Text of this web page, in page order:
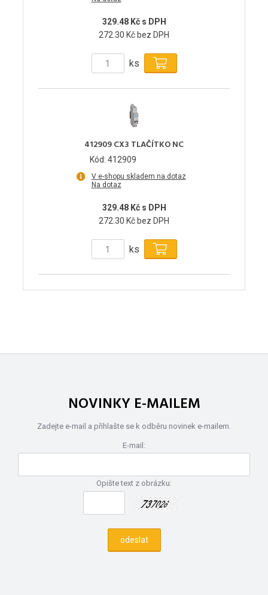
329.48 Kč s DPH
272.30 Kč bez DPH
ks
412909 CX3 TLAČÍTKO NC
Kód: 412909
V e-shopu skladem na dotaz
Na dotaz
329.48 Kč s DPH
272.30 Kč bez DPH
ks
NOVINKY E-MAILEM
Zadejte e-mail a přihlašte se k odběru novinek e-mailem.
E-mail:
Opište text z obrázku: